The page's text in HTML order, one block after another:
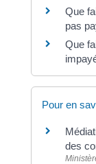
Que
pas
Que
Pour en
des